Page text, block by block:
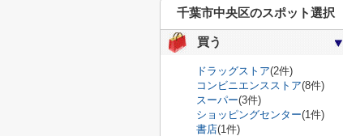
千葉市中央区のスポット選択
買う
ドラッグストア(2件)
コンビニエンスストア(8件)
スーパー(3件)
ショッピングセンター(1件)
書店(1件)